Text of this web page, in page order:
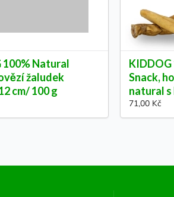
100% Natural
žaludek
cm/ 100 g
Snack,
natural s
71,00 Kč